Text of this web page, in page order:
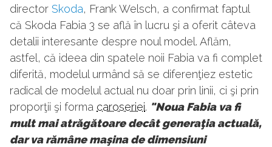
director Skoda, Frank Welsch, a confirmat faptul
că Skoda Fabia 3 se află în lucru şi a oferit câteva
detalii interesante despre noul model. Aflăm,
astfel, că ideea din spatele noii Fabia va fi complet
diferită, modelul urmând să se diferenţiez estetic
radical de modelul actual nu doar prin linii, ci şi prin
proporţii şi forma caroseriei. "Noua Fabia va fi
mult mai atrăgătoare decât generaţia actuală,
dar va rămâne maşina de dimensiuni